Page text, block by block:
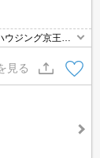
ウジング京王八
見る